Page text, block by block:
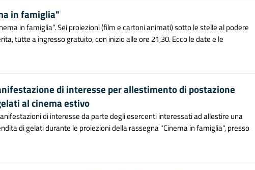
in famiglia"
in famiglia”. Sei proiezioni (film e cartoni animati) sotto le stelle al podere
tutte a ingresso gratuito, con inizio alle ore 21,30. Ecco le date e le
di interesse per allestimento di postazione
al cinema estivo
di interesse da parte degli esercenti interessati ad allestire una
di gelati durante le proiezioni della rassegna "Cinema in famiglia", presso